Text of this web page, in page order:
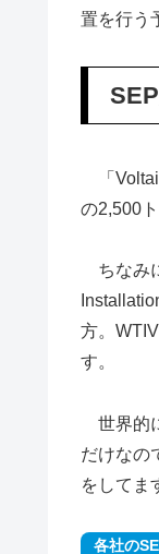
置を行う
「
の2,500
ちなみ
方。
す。
世界的
だけなの
をしてま
各社の